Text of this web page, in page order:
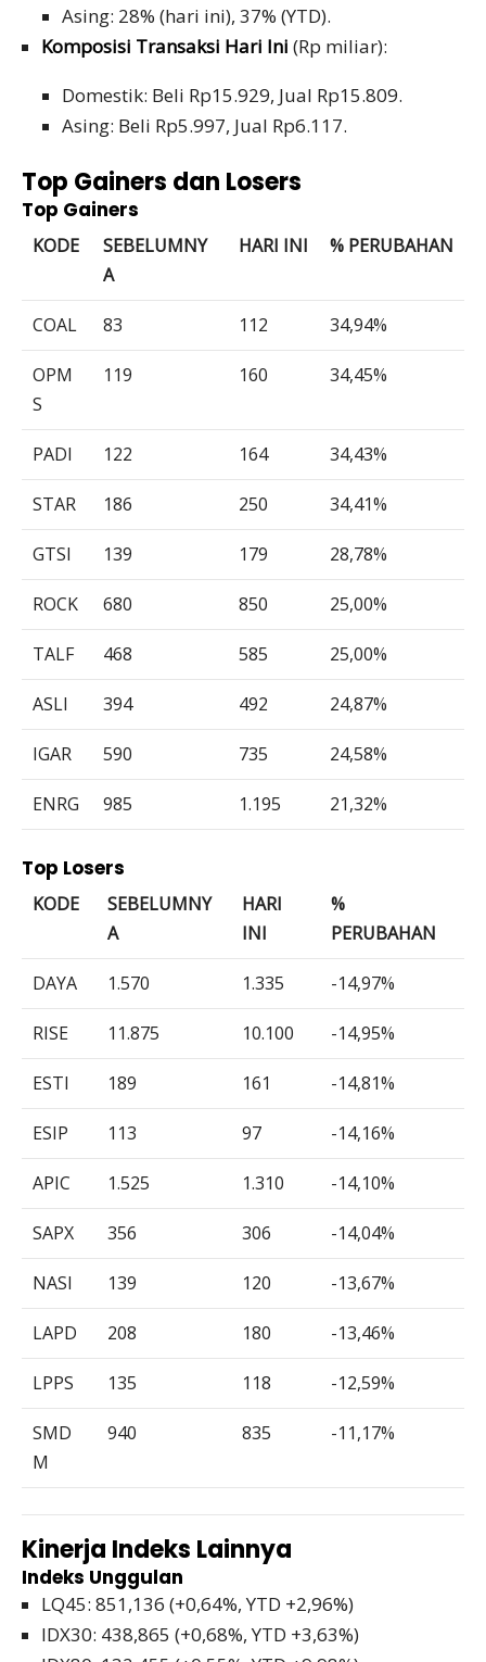
Asing: 28% (hari ini), 37% (YTD).
Komposisi Transaksi Hari Ini (Rp miliar):
Domestik: Beli Rp15.929, Jual Rp15.809.
Asing: Beli Rp5.997, Jual Rp6.117.
Top Gainers dan Losers
Top Gainers
KODE
SEBELUMNY
A
HARI INI % PERUBAHAN
COAL 83 112 34,94%
OPM
S
119 160 34,45%
PADI 122 164 34,43%
STAR 186 250 34,41%
GTSI 139 179 28,78%
ROCK 680 850 25,00%
TALF 468 585 25,00%
ASLI 394 492 24,87%
IGAR 590 735 24,58%
ENRG 985 1.195 21,32%
Top Losers
KODE
SEBELUMNY
A
HARI
INI
%
PERUBAHAN
DAYA 1.570 1.335 -14,97%
RISE 11.875 10.100 -14,95%
ESTI 189 161 -14,81%
ESIP 113 97 -14,16%
APIC 1.525 1.310 -14,10%
SAPX 356 306 -14,04%
NASI 139 120 -13,67%
LAPD 208 180 -13,46%
LPPS 135 118 -12,59%
SMD
M
940 835 -11,17%
Kinerja Indeks Lainnya
Indeks Unggulan
LQ45: 851,136 (+0,64%, YTD +2,96%)
IDX30: 438,865 (+0,68%, YTD +3,63%)